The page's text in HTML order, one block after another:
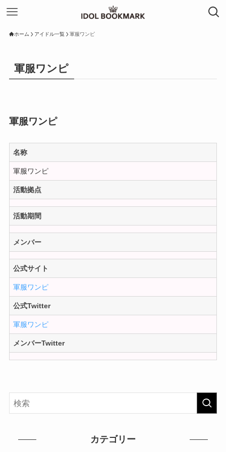
ホーム アイドル一覧 軍服ワンピ
軍服ワンピ
軍服ワンピ
名称
軍服ワンピ
活動拠点
活動期間
メンバー
公式サイト
軍服ワンピ
公式Twitter
軍服ワンピ
メンバーTwitter
カテゴリー